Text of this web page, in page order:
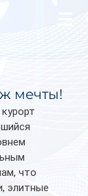
мечты!
что
элитные